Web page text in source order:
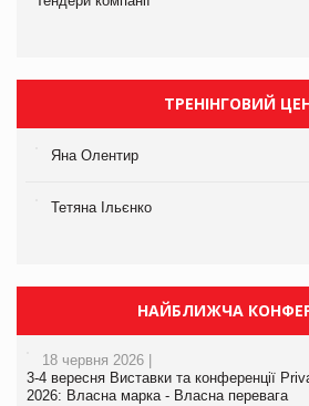
ТРЕНІНГОВИЙ
Яна Олентир
Тетяна Ільєнко
НАЙБЛИЖЧА
18 червня 2026 |
3-4 вересня Виставки та конференції
2026: Власна марка - Власна перевага